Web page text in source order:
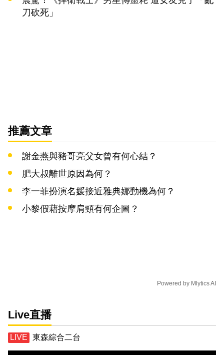
刀砍死」
推薦文章
謝金燕與豬哥亮父女曾有何心結？
肥大叔離世原因為何？
李一菲扮演名媛接近雅典娜動機為何？
小黎假藉按摩肩頸有何企圖？
Powered by Mlytics AI
Live直播
東森綜合二台